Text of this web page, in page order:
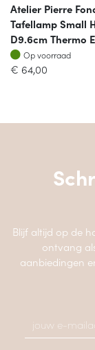
Atelier Pierre
Tafellamp Small
D9.6cm Thermo
Op voorraad
Op voorraad
€ 64,00
Blijf altijd op de
ontvang
aanbiedingen